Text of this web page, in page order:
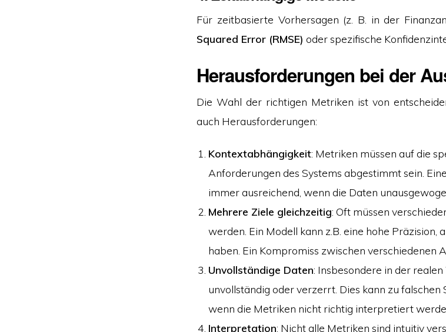
Für zeitbasierte Vorhersagen (z. B. in der
Squared Error (RMSE) oder spezifische
Herausforderungen bei der
Die Wahl der richtigen Metriken ist von
auch Herausforderungen:
Kontextabhängigkeit: Metriken müssen auf die
Anforderungen des Systems abgestimmt sein.
immer ausreichend, wenn die Daten
Mehrere Ziele gleichzeitig: Oft müssen
werden. Ein Modell kann z.B. eine hohe Präzision,
haben. Ein Kompromiss zwischen verschiedenen
Unvollständige Daten: Insbesondere in der
unvollständig oder verzerrt. Dies kann zu falschen
wenn die Metriken nicht richtig interpretiert
Interpretation: Nicht alle Metriken sind intuitiv